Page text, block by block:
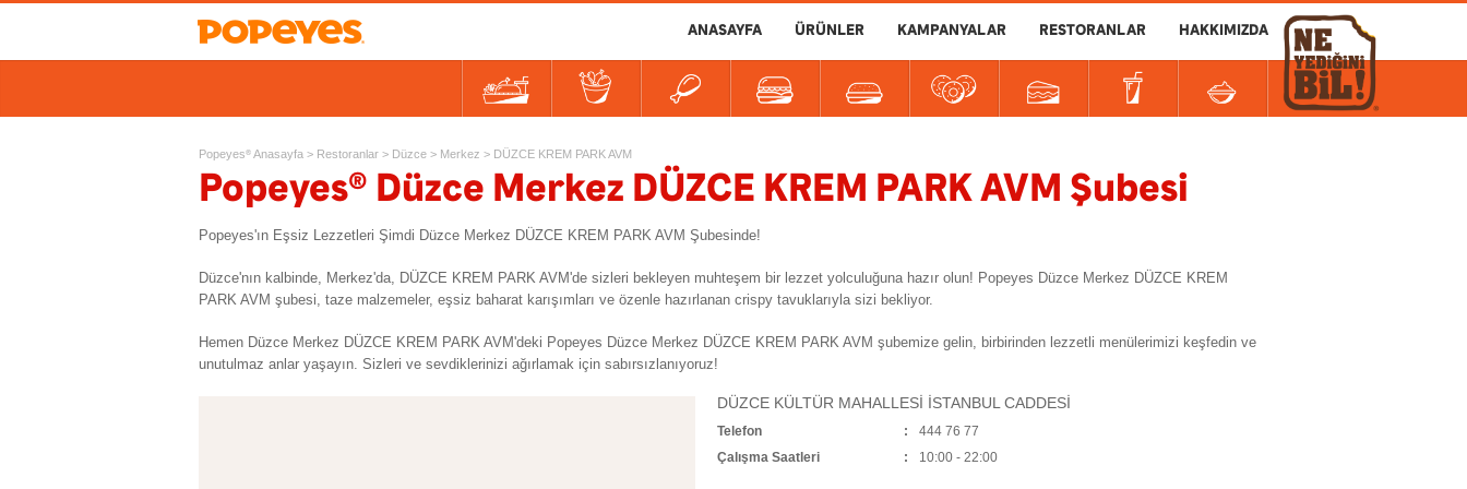
ANASAYFA ÜRÜNLER KAMPANYALAR RESTORANLAR HAKKIMIZDA
İçecekler Soslar
Popeyes® Anasayfa > Restoranlar > Düzce > Merkez > DÜZCE KREM PARK AVM
Popeyes® Düzce Merkez DÜZCE KREM PARK AVM Şubesi
Popeyes'ın Eşsiz Lezzetleri Şimdi Düzce Merkez DÜZCE KREM PARK AVM Şubesinde!
Düzce'nın kalbinde, Merkez'da, DÜZCE KREM PARK AVM'de sizleri bekleyen muhteşem bir lezzet yolculuğuna hazır olun! Popeyes Düzce Merkez DÜZCE KREM
PARK AVM şubesi, taze malzemeler, eşsiz baharat karışımları ve özenle hazırlanan crispy tavuklarıyla sizi bekliyor.
Hemen Düzce Merkez DÜZCE KREM PARK AVM'deki Popeyes Düzce Merkez DÜZCE KREM PARK AVM şubemize gelin, birbirinden lezzetli menülerimizi keşfedin ve
unutulmaz anlar yaşayın. Sizleri ve sevdiklerinizi ağırlamak için sabırsızlanıyoruz!
DÜZCE KÜLTÜR MAHALLESİ İSTANBUL CADDESİ
Telefon
444 76 77
Çalışma Saatleri
10:00 - 22:00